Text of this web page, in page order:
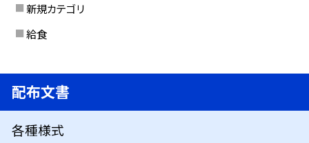
新規カテゴリ
給食
配布文書
各種様式